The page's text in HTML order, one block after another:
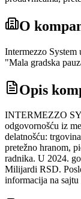
O
Intermezzo
"Mala gradska
Opis
INTERMEZZO
odgovornošću iz
delatnošću:
pretežno hranom,
radnika. U 2024.
Milijardi RSD.
informacija na sajtu